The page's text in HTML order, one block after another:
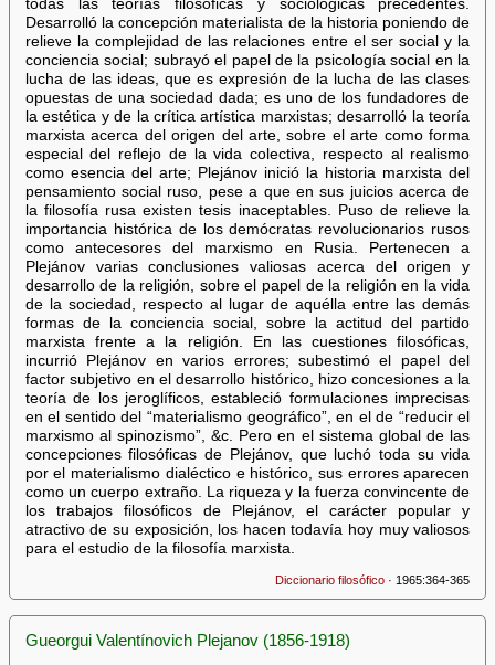
todas las teorías filosóficas y sociológicas precedentes.
Desarrolló la concepción materialista de la historia poniendo de
relieve la complejidad de las relaciones entre el ser social y la
conciencia social; subrayó el papel de la psicología social en la
lucha de las ideas, que es expresión de la lucha de las clases
opuestas de una sociedad dada; es uno de los fundadores de
la estética y de la crítica artística marxistas; desarrolló la teoría
marxista acerca del origen del arte, sobre el arte como forma
especial del reflejo de la vida colectiva, respecto al realismo
como esencia del arte; Plejánov inició la historia marxista del
pensamiento social ruso, pese a que en sus juicios acerca de
la filosofía rusa existen tesis inaceptables. Puso de relieve la
importancia histórica de los demócratas revolucionarios rusos
como antecesores del marxismo en Rusia. Pertenecen a
Plejánov varias conclusiones valiosas acerca del origen y
desarrollo de la religión, sobre el papel de la religión en la vida
de la sociedad, respecto al lugar de aquélla entre las demás
formas de la conciencia social, sobre la actitud del partido
marxista frente a la religión. En las cuestiones filosóficas,
incurrió Plejánov en varios errores; subestimó el papel del
factor subjetivo en el desarrollo histórico, hizo concesiones a la
teoría de los jeroglíficos, estableció formulaciones imprecisas
en el sentido del “materialismo geográfico”, en el de “reducir el
marxismo al spinozismo”, &c. Pero en el sistema global de las
concepciones filosóficas de Plejánov, que luchó toda su vida
por el materialismo dialéctico e histórico, sus errores aparecen
como un cuerpo extraño. La riqueza y la fuerza convincente de
los trabajos filosóficos de Plejánov, el carácter popular y
atractivo de su exposición, los hacen todavía hoy muy valiosos
para el estudio de la filosofía marxista.
Diccionario filosófico · 1965:364-365
Gueorgui Valentínovich Plejanov (1856-1918)